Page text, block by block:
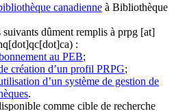
canadienne à Bibliothèque
dûment remplis à prpg [at]
:
au PEB;
création d’un profil PRPG;
d’un système de gestion de
.
comme cible de recherche